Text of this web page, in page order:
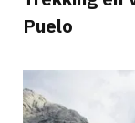
Puelo